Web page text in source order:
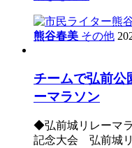
熊谷春美 その他
チームで弘前公
ーマラソン
◆弘前城リレーマ
記念大会 弘前城